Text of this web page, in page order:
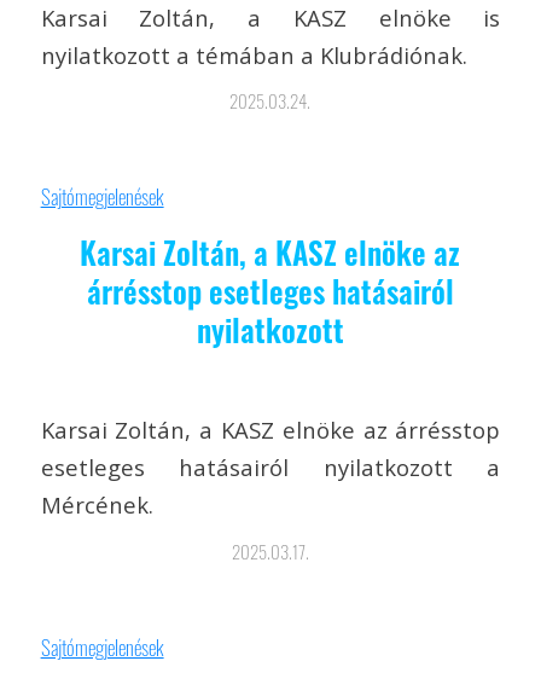
Karsai Zoltán, a KASZ elnöke is
nyilatkozott a témában a Klubrádiónak.
2025.03.24.
Sajtómegjelenések
Karsai Zoltán, a KASZ elnöke az
árrésstop esetleges hatásairól
nyilatkozott
Karsai Zoltán, a KASZ elnöke az árrésstop
esetleges hatásairól nyilatkozott a
Mércének.
2025.03.17.
Sajtómegjelenések